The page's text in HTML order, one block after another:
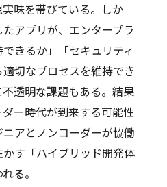
味を帯びている。しか
アプリが、エンタープラ
きるか」「セキュリティ
切なプロセスを維持でき
透明な課題もある。結果
ー時代が到来する可能性
アとノンコーダーが協働
す「ハイブリッド開発体
る。